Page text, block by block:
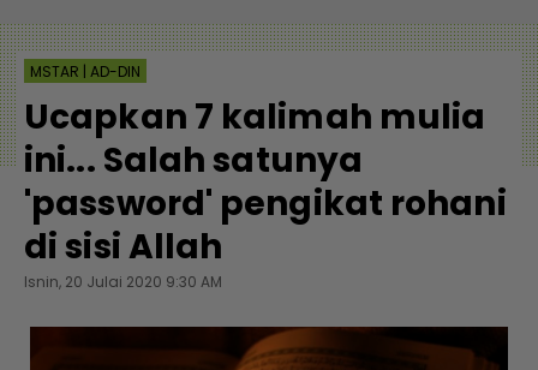
MSTAR | AD-DIN
Ucapkan 7 kalimah mulia
ini... Salah satunya
'password' pengikat rohani
di sisi Allah
Isnin, 20 Julai 2020 9:30 AM